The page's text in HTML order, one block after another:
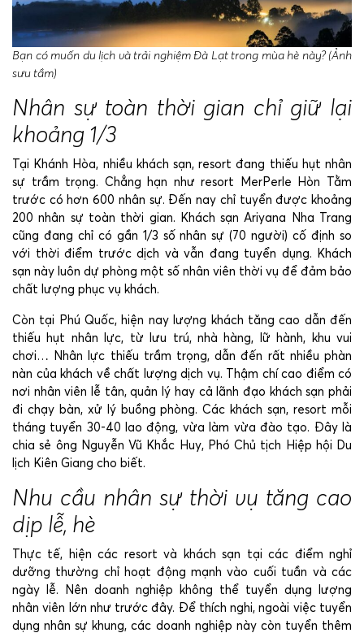
Bạn có muốn du lịch và trải nghiệm Đà Lạt trong mùa hè này? (Ảnh
sưu tầm)
Nhân sự toàn thời gian chỉ giữ lại
khoảng 1/3
Tại Khánh Hòa, nhiều khách sạn, resort đang thiếu hụt nhân
sự trầm trọng. Chẳng hạn như resort MerPerle Hòn Tằm
trước có hơn 600 nhân sự. Đến nay chỉ tuyển được khoảng
200 nhân sự toàn thời gian. Khách sạn Ariyana Nha Trang
cũng đang chỉ có gần 1/3 số nhân sự (70 người) cố định so
với thời điểm trước dịch và vẫn đang tuyển dụng. Khách
sạn này luôn dự phòng một số nhân viên thời vụ để đảm bảo
chất lượng phục vụ khách.
Còn tại Phú Quốc, hiện nay lượng khách tăng cao dẫn đến
thiếu hụt nhân lực, từ lưu trú, nhà hàng, lữ hành, khu vui
chơi… Nhân lực thiếu trầm trọng, dẫn đến rất nhiều phàn
nàn của khách về chất lượng dịch vụ. Thậm chí cao điểm có
nơi nhân viên lễ tân, quản lý hay cả lãnh đạo khách sạn phải
đi chạy bàn, xử lý buồng phòng. Các khách sạn, resort mỗi
tháng tuyển 30-40 lao động, vừa làm vừa đào tạo. Đây là
chia sẻ ông Nguyễn Vũ Khắc Huy, Phó Chủ tịch Hiệp hội Du
lịch Kiên Giang cho biết.
Nhu cầu nhân sự thời vụ tăng cao
dịp lễ, hè
Thực tế, hiện các resort và khách sạn tại các điểm nghỉ
dưỡng thường chỉ hoạt động mạnh vào cuối tuần và các
ngày lễ. Nên doanh nghiệp không thể tuyển dụng lượng
nhân viên lớn như trước đây. Để thích nghi, ngoài việc tuyển
dụng nhân sự khung, các doanh nghiệp này còn tuyển thêm